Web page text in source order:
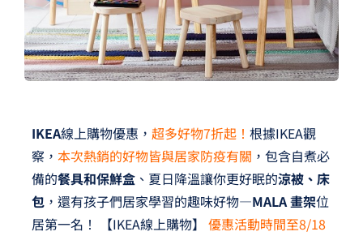
IKEA線上購物優惠， 超多好物7折起！ 根據IKEA觀
察， 本次熱銷的好物皆與居家防疫有關 ，包含自煮必
備的餐具和保鮮盒、夏日降溫讓你更好眠的涼被、床
包，還有孩子們居家學習的趣味好物—MALA 畫架位
居第一名！
【IKEA線上購物】 優惠活動時間至8/18